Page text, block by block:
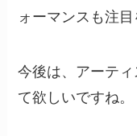
ォーマンスも注目
今後は、アーテ
て欲しいですね。